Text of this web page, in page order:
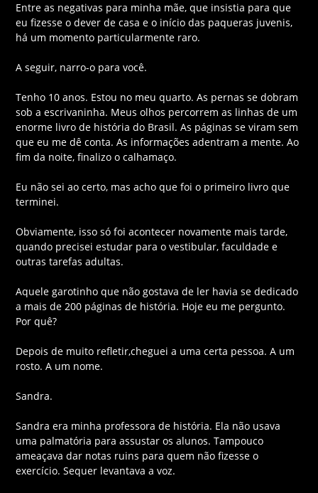
Entre as negativas para minha mãe, que insistia para que
eu fizesse o dever de casa e o início das paqueras juvenis,
há um momento particularmente raro.
A seguir, narro-o para você.
Tenho 10 anos. Estou no meu quarto. As pernas se dobram
sob a escrivaninha. Meus olhos percorrem as linhas de um
enorme livro de história do Brasil. As páginas se viram sem
que eu me dê conta. As informações adentram a mente. Ao
fim da noite, finalizo o calhamaço.
Eu não sei ao certo, mas acho que foi o primeiro livro que
terminei.
Obviamente, isso só foi acontecer novamente mais tarde,
quando precisei estudar para o vestibular, faculdade e
outras tarefas adultas.
Aquele garotinho que não gostava de ler havia se dedicado
a mais de 200 páginas de história. Hoje eu me pergunto.
Por quê?
Depois de muito refletir,cheguei a uma certa pessoa. A um
rosto. A um nome.
Sandra.
Sandra era minha professora de história. Ela não usava
uma palmatória para assustar os alunos. Tampouco
ameaçava dar notas ruins para quem não fizesse o
exercício. Sequer levantava a voz.